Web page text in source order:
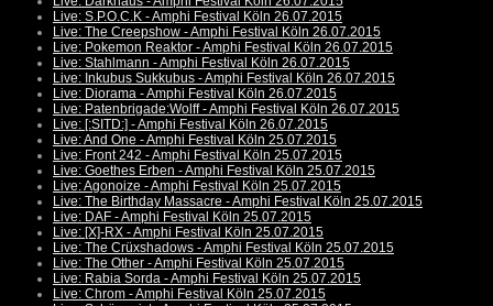
Live: S.P.O.C.K - Amphi Festival Köln 26.07.2015
Live: The Creepshow - Amphi Festival Köln 26.07.2015
Live: Pokemon Reaktor - Amphi Festival Köln 26.07.2015
Live: Stahlmann - Amphi Festival Köln 26.07.2015
Live: Inkubus Sukkubus - Amphi Festival Köln 26.07.2015
Live: Diorama - Amphi Festival Köln 26.07.2015
Live: Patenbrigade:Wolff - Amphi Festival Köln 26.07.2015
Live: [:SITD:] - Amphi Festival Köln 26.07.2015
Live: And One - Amphi Festival Köln 25.07.2015
Live: Front 242 - Amphi Festival Köln 25.07.2015
Live: Goethes Erben - Amphi Festival Köln 25.07.2015
Live: Agonoize - Amphi Festival Köln 25.07.2015
Live: The Birthday Massacre - Amphi Festival Köln 25.07.2015
Live: DAF - Amphi Festival Köln 25.07.2015
Live: [X]-RX - Amphi Festival Köln 25.07.2015
Live: The Crüxshadows - Amphi Festival Köln 25.07.2015
Live: The Other - Amphi Festival Köln 25.07.2015
Live: Rabia Sorda - Amphi Festival Köln 25.07.2015
Live: Chrom - Amphi Festival Köln 25.07.2015